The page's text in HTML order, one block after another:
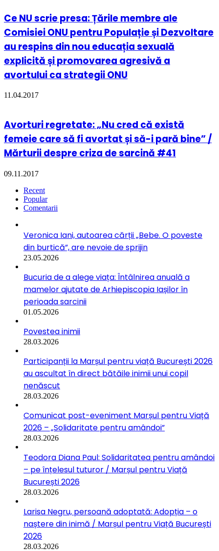
Ce NU scrie presa: Țările membre ale
Comisiei ONU pentru Populație și Dezvoltare
au respins din nou educația sexuală
explicită și promovarea agresivă a
avortului ca strategii ONU
11.04.2017
Avorturi regretate: „Nu cred că există
femeie care să fi avortat și să-i pară bine” /
Mărturii despre criza de sarcină #41
09.11.2017
Recent
Popular
Comentarii
Veronica Iani, autoarea cărții „Bebe. O poveste
din burtică”, are nevoie de sprijin
23.05.2026
Bucuria de a alege viața: Întâlnirea anuală a
mamelor ajutate de Arhiepiscopia Iașilor în
perioada sarcinii
01.05.2026
Povestea inimii
28.03.2026
Participanții la Marșul pentru viață București 2026
au ascultat în direct bătăile inimii unui copil
nenăscut
28.03.2026
Comunicat post-eveniment Marșul pentru Viață
2026 – „Solidaritate pentru amândoi”
28.03.2026
Teodora Diana Paul: Solidaritatea pentru amândoi
– pe înțelesul tuturor / Marșul pentru Viață
București 2026
28.03.2026
Larisa Negru, persoană adoptată: Adopția – o
naștere din inimă / Marșul pentru Viață București
2026
28.03.2026